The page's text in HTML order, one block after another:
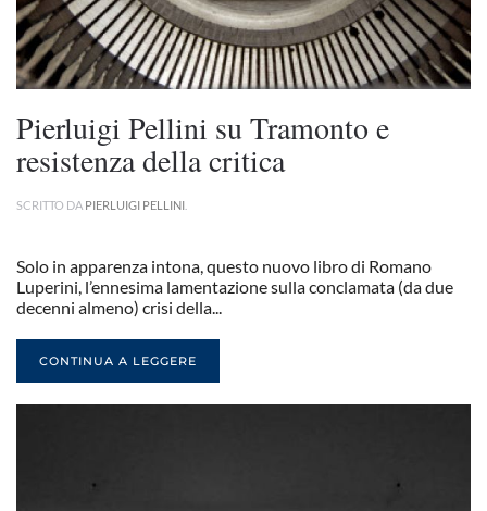
Pierluigi Pellini su Tramonto e
resistenza della critica
SCRITTO DA PIERLUIGI PELLINI
Solo in apparenza intona, questo nuovo libro di Romano
Luperini, l’ennesima lamentazione sulla conclamata (da due
decenni almeno) crisi della...
CONTINUA A LEGGERE